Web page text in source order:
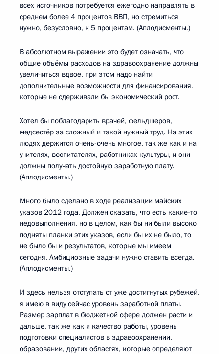
всех источников потребуется ежегодно направлять в
среднем более 4 процентов ВВП, но стремиться
нужно, безусловно, к 5 процентам. (Аплодисменты.)
В абсолютном выражении это будет означать, что
общие объёмы расходов на здравоохранение должны
увеличиться вдвое, при этом надо найти
дополнительные возможности для финансирования,
которые не сдерживали бы экономический рост.
Хотел бы поблагодарить врачей, фельдшеров,
медсестёр за сложный и такой нужный труд. На этих
людях держится очень-очень многое, так же как и на
учителях, воспитателях, работниках культуры, и они
должны получать достойную заработную плату.
(Аплодисменты.)
Много было сделано в ходе реализации майских
указов 2012 года. Должен сказать, что есть какие-то
недовыполнения, но в целом, как бы ни были высоко
подняты планки этих указов, если бы их не было, то
не было бы и результатов, которые мы имеем
сегодня. Амбициозные задачи нужно ставить всегда.
(Аплодисменты.)
И здесь нельзя отступать от уже достигнутых рубежей,
я имею в виду сейчас уровень заработной платы.
Размер зарплат в бюджетной сфере должен расти и
дальше, так же как и качество работы, уровень
подготовки специалистов в здравоохранении,
образовании, других областях, которые определяют